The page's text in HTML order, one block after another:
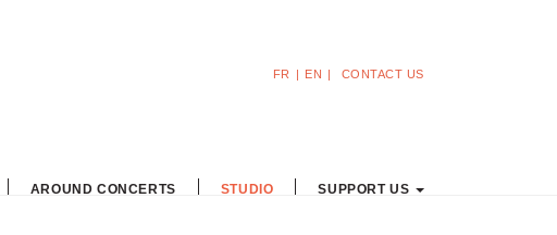
FR EN CONTACT US
AROUND CONCERTS STUDIO SUPPORT US